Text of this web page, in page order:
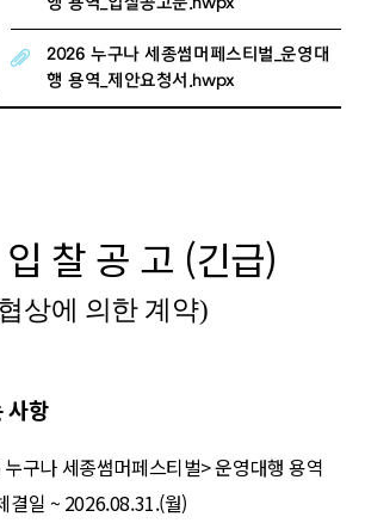
2026 누구나 세종썸머페스티벌_운영대
행 용역_제안요청서.hwpx
찰 공 고 (긴급)
상에 의한 계약)
사항
누구나 세종썸머페스티벌>운영대행 용역
결일 ~ 2026.08.31.(월)